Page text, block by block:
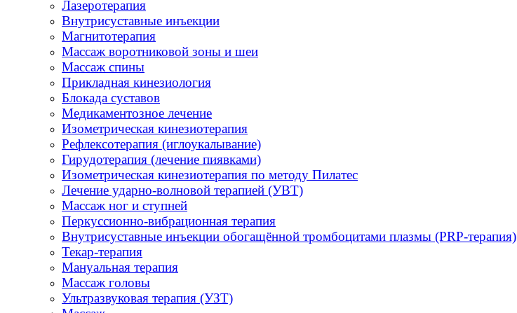
Лазеротерапия
Внутрисуставные инъекции
Магнитотерапия
Массаж воротниковой зоны и шеи
Массаж спины
Прикладная кинезиология
Блокада суставов
Медикаментозное лечение
Изометрическая кинезиотерапия
Рефлексотерапия (иглоукалывание)
Гирудотерапия (лечение пиявками)
Изометрическая кинезиотерапия по методу Пилатес
Лечение ударно-волновой терапией (УВТ)
Массаж ног и ступней
Перкуссионно-вибрационная терапия
Внутрисуставные инъекции обогащённой тромбоцитами плазмы (PRP-терапия)
Текар-терапия
Мануальная терапия
Массаж головы
Ультразвуковая терапия (УЗТ)